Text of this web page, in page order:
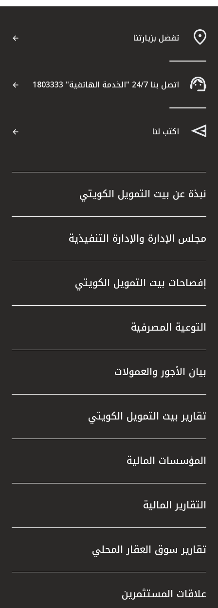
تفضل بزيارتنا
اتصل بنا 24/7 "الخدمة الهاتفية" 1803333
اكتب لنا
نبذة عن بيت التمويل الكويتي
مجلس الإدارة والإدارة التنفيذية
إفصاحات بيت التمويل الكويتي
التوعية المصرفية
بيان الأجور والعمولات
تقارير بيت التمويل الكويتي
المؤسسات المالية
التقارير المالية
تقارير سوق العقار المحلي
علاقات المستثمرين